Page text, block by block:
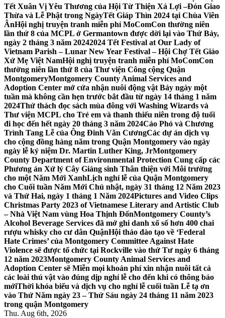
Tết Xuân Vị Yêu Thương của Hội Từ Thiện Xá Lợi –Đón Giao
Thừa và Lễ Phật trong NgàyTết Giáp Thìn 2024 tại Chùa Viên
ÂnHội nghị truyện tranh miễn phí MoComCon thường niên
lần thứ 8 của MCPL ở Germantown được dời lại vào Thứ Bảy,
ngày 2 tháng 3 năm 20242024 Tết Festival at Our Lady of
Vietnam Parish – Lunar New Year Festival – Hội Chợ Tết Giáo
Xứ Mẹ Việt NamHội nghị truyện tranh miễn phí MoComCon
thường niên lần thứ 8 của Thư viện Công cộng Quận
MontgomeryMontgomery County Animal Services and
Adoption Center mở cửa nhận nuôi động vật Bảy ngày một
tuần mà không cần hẹn trước bắt đầu từ ngày 14 tháng 1 năm
2024Thử thách đọc sách mùa đông với Washing Wizards và
Thư viện MCPL cho Trẻ em và thanh thiếu niên trong độ tuổi
đi học đến hết ngày 20 tháng 3 năm 2024Cáo Phó và Chương
Trình Tang Lễ của Ông Đinh Văn CươngCác dự án dịch vụ
cho cộng đồng hàng năm trong Quận Montgomery vào ngày
ngày lễ kỷ niệm Dr. Martin Luther King, JrMontgomery
County Department of Environmental Protection Cung cấp các
Phương án Xử lý Cây Giáng sinh Thân thiện với Môi trường
cho một Năm Mới XanhLịch nghỉ lễ của Quận Montgomery
cho Cuối tuần Năm Mới Chủ nhật, ngày 31 tháng 12 Năm 2023
và Thứ Hai, ngày 1 tháng 1 Năm 2024Pictures and Video Clips
Christmas Party 2023 of Vietnamese Literary and Artistic Club
– Nhà Việt Nam vùng Hoa Thịnh ĐốnMontgomery County’s
Alcohol Beverage Services đã mở ghi danh xổ số hơn 400 chai
rượu whisky cho cư dân QuậnHội thảo đào tạo về ‘Federal
Hate Crimes’ của Montgomery Committee Against Hate
Violence sẽ được tổ chức tại Rockville vào thứ Tư ngày 6 tháng
12 năm 2023Montgomery County Animal Services and
Adoption Center sẽ Miễn mọi khoản phí xin nhận nuôi tất cả
các loài thú vật vào đúng dịp nghỉ lễ cho đến khi có thông báo
mớiThời khóa biểu và dịch vụ cho nghỉ lễ cuối tuần Lễ tạ ơn
vào Thứ Năm ngày 23 – Thứ Sáu ngày 24 tháng 11 năm 2023
trong quận Montgomery
Thu. Aug 6th, 2026